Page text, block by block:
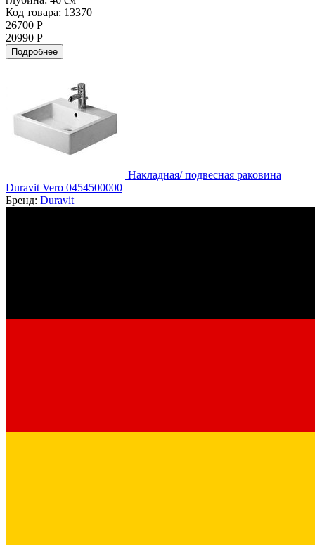
Код товара: 13370
26700 Р
20990 Р
Подробнее
Накладная/ подвесная раковина
Duravit Vero 0454500000
Бренд: Duravit